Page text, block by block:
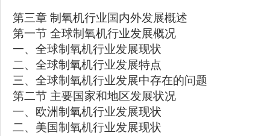
第三章 制氧机行业国内外发展概述
第一节 全球制氧机行业发展概况
一、全球制氧机行业发展现状
二、全球制氧机行业发展特点
三、全球制氧机行业发展中存在的问题
第二节 主要国家和地区发展状况
一、欧洲制氧机行业发展现状
二、美国制氧机行业发展现状